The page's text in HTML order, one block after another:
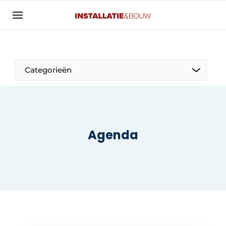
Aanmelden
Banner overzicht
BedrijvenAanmeldenBedankt voor de aanmelding
Evenement aanmelden
Categorieën
Agenda